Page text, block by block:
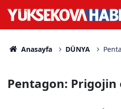
Anasayfa DÜNYA
Pentagon: